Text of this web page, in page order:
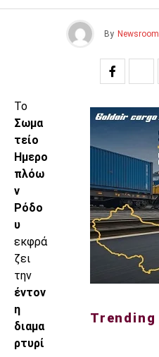
By Newsroom
Το
Σωμα
τείο
Ημερο
πλόω
ν
Ρόδο
υ
εκφρά
ζει
την
έντον
η
διαμα
ρτυρί
Trending